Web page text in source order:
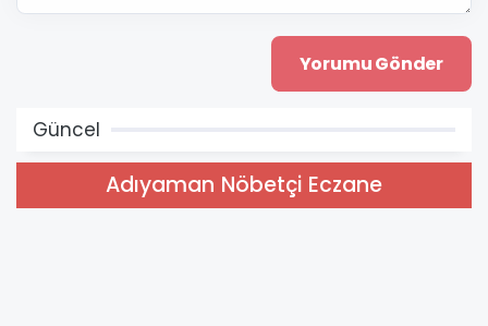
Güncel
Adıyaman Nöbetçi Eczane